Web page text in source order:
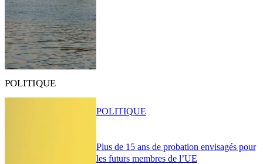
POLITIQUE
Plus de 15 ans de probation envisagés pour
les futurs membres de l’UE
POLITIQUE